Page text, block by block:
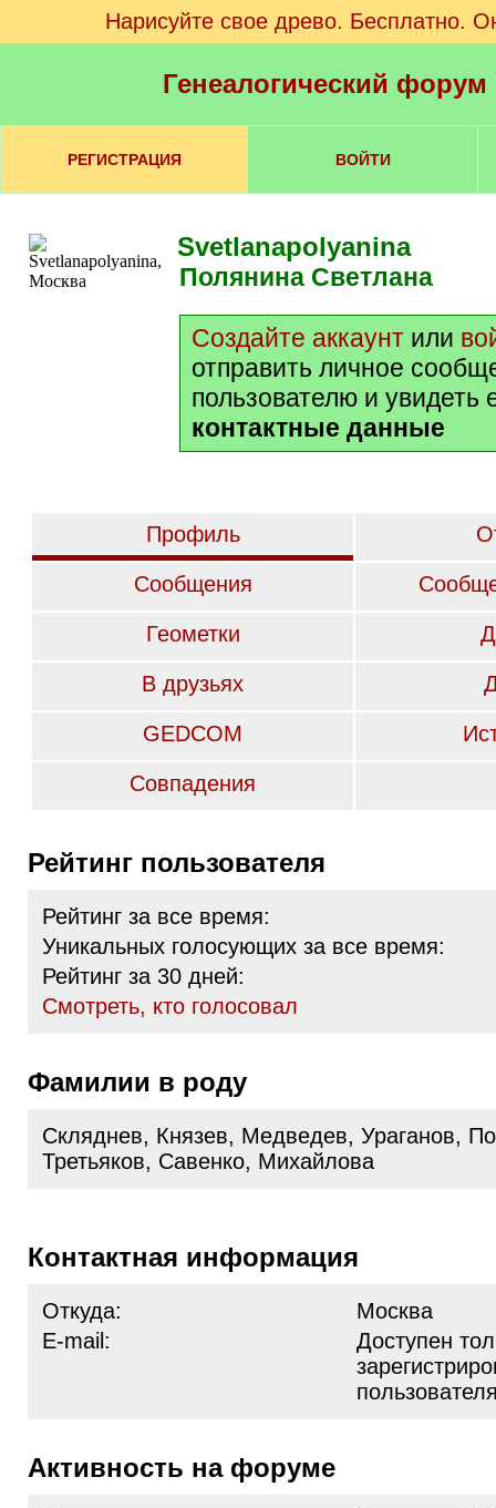
Нарисуйте свое древо. Бесплатно.
Генеалогический
РЕГИСТРАЦИЯ ВОЙТИ
Svetlanapolyanina
Полянина Светлана
Создайте аккаунт или
отправить личное
пользователю и увидеть
контактные данные
Профиль
Сообщения
Геометки
В друзьях
GEDCOM
Совпадения
Рейтинг пользователя
Рейтинг за все время:
Уникальных голосующих за все время:
Рейтинг за 30 дней:
Cмотреть, кто голосовал
Фамилии в роду
Скляднев, Князев, Медведев, Ураганов,
Третьяков, Савенко, Михайлова
Контактная информация
Откуда:
Москва
E-mail:
Доступен
Активность на форуме